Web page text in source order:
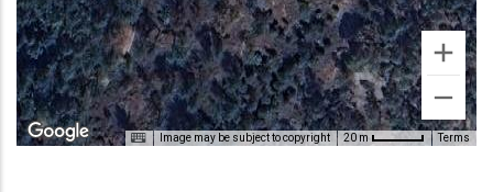
Image may be subject to copyright 20 m Terms